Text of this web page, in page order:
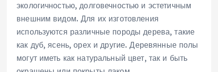
экологичностью‚ долговечностью и эстетичным
внешним видом. Для их изготовления
используются различные породы дерева‚ такие
как дуб‚ ясень‚ орех и другие. Деревянные полы
могут иметь как натуральный цвет‚ так и быть